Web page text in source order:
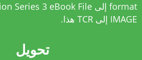
format إلى Psion Series 3 eBook File باستخدام
IMAGE إلى TCR
هذا.
تحويل